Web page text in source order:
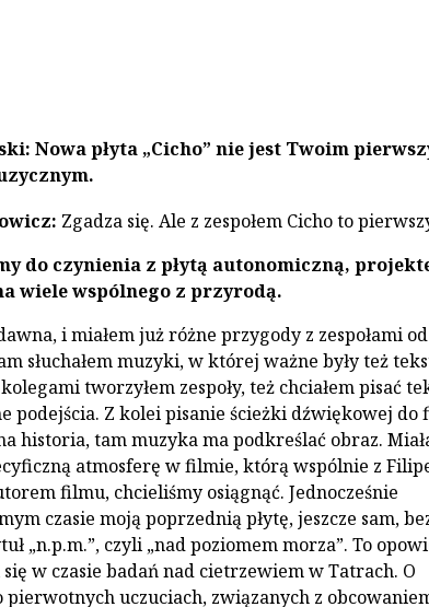
Nowa płyta „Cicho” nie jest Twoim
Zgadza się. Ale z zespołem Cicho to
do czynienia z płytą autonomiczną,
wiele wspólnego z przyrodą.
i miałem już różne przygody z zespołami od
słuchałem muzyki, w której ważne były też
tworzyłem zespoły, też chciałem pisać
podejścia. Z kolei pisanie ścieżki dźwiękowej do
historia, tam muzyka ma podkreślać obraz.
atmosferę w filmie, którą wspólnie z
filmu, chcieliśmy osiągnąć. Jednocześnie
czasie moją poprzednią płytę, jeszcze sam,
„n.p.m.”, czyli „nad poziomem morza”. To
w czasie badań nad cietrzewiem w Tatrach. O
pierwotnych uczuciach, związanych z